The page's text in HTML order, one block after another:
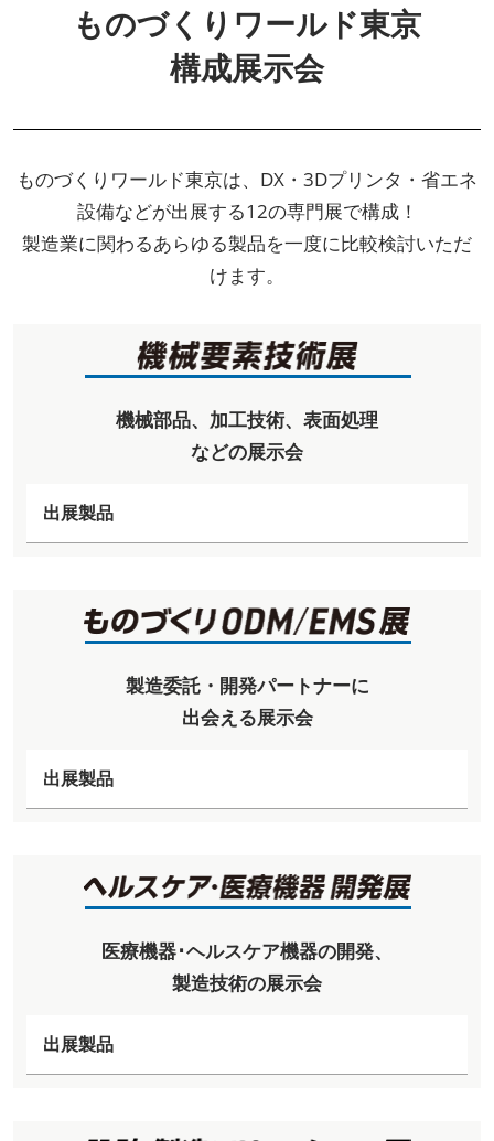
ものづくりワールド東京
構成展示会
ものづくりワールド東京は、DX・3Dプリンタ・省エネ
設備などが出展する12の専門展で構成！
製造業に関わるあらゆる製品を一度に比較検討いただ
けます。
機械部品、加工技術、表面処理
などの展示会
出展製品
製造委託・開発パートナーに
出会える展示会
出展製品
医療機器･ヘルスケア機器の開発、
製造技術の展示会
出展製品